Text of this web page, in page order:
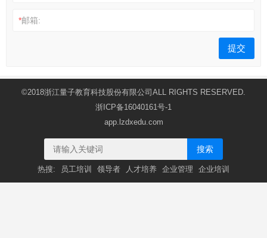
*邮箱:
©2018浙江量子教育科技股份有限公司ALL RIGHTS RESERVED.
浙ICP备16040161号-1
app.lzdxedu.com
搜索
热搜: 员工培训 领导者 人才培养 企业管理 企业培训